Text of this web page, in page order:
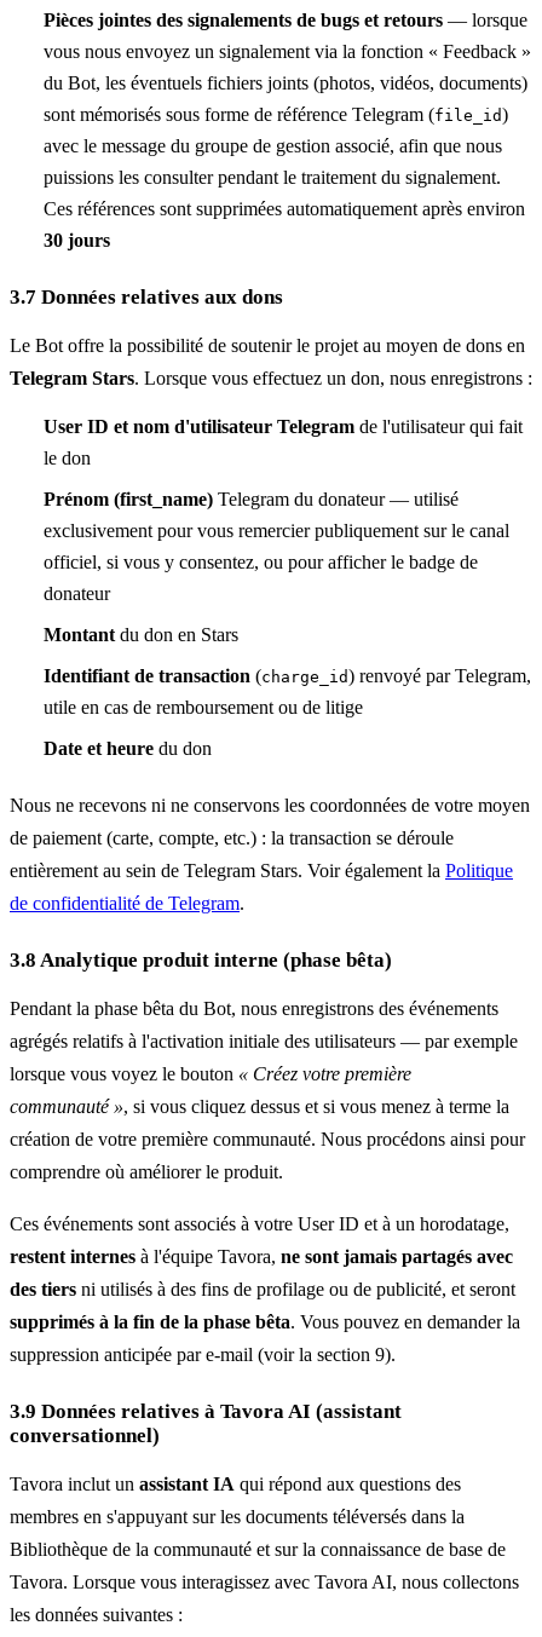
Pièces jointes des signalements de bugs et retours — lorsque
vous nous envoyez un signalement via la fonction « Feedback »
du Bot, les éventuels fichiers joints (photos, vidéos, documents)
sont mémorisés sous forme de référence Telegram (file_id)
avec le message du groupe de gestion associé, afin que nous
puissions les consulter pendant le traitement du signalement.
Ces références sont supprimées automatiquement après environ
30 jours
3.7 Données relatives aux dons
Le Bot offre la possibilité de soutenir le projet au moyen de dons en
Telegram Stars. Lorsque vous effectuez un don, nous enregistrons :
User ID et nom d'utilisateur Telegram de l'utilisateur qui fait
le don
Prénom (first_name) Telegram du donateur — utilisé
exclusivement pour vous remercier publiquement sur le canal
officiel, si vous y consentez, ou pour afficher le badge de
donateur
Montant du don en Stars
Identifiant de transaction (charge_id) renvoyé par Telegram,
utile en cas de remboursement ou de litige
Date et heure du don
Nous ne recevons ni ne conservons les coordonnées de votre moyen
de paiement (carte, compte, etc.) : la transaction se déroule
entièrement au sein de Telegram Stars. Voir également la Politique
de confidentialité de Telegram.
3.8 Analytique produit interne (phase bêta)
Pendant la phase bêta du Bot, nous enregistrons des événements
agrégés relatifs à l'activation initiale des utilisateurs — par exemple
lorsque vous voyez le bouton « Créez votre première
communauté », si vous cliquez dessus et si vous menez à terme la
création de votre première communauté. Nous procédons ainsi pour
comprendre où améliorer le produit.
Ces événements sont associés à votre User ID et à un horodatage,
restent internes à l'équipe Tavora, ne sont jamais partagés avec
des tiers ni utilisés à des fins de profilage ou de publicité, et seront
supprimés à la fin de la phase bêta. Vous pouvez en demander la
suppression anticipée par e-mail (voir la section 9).
3.9 Données relatives à Tavora AI (assistant
conversationnel)
Tavora inclut un assistant IA qui répond aux questions des
membres en s'appuyant sur les documents téléversés dans la
Bibliothèque de la communauté et sur la connaissance de base de
Tavora. Lorsque vous interagissez avec Tavora AI, nous collectons
les données suivantes :